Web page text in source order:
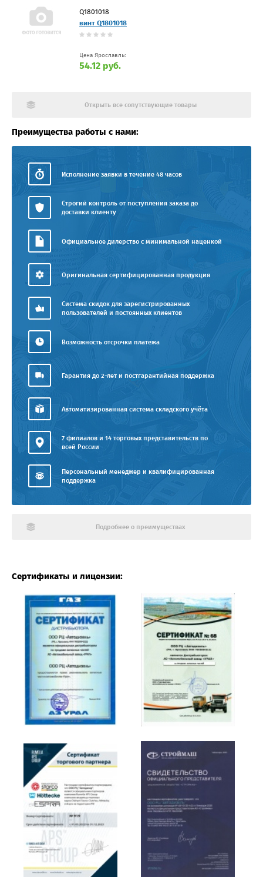
Q1801018
винт Q1801018
Цена Ярославль:
54.12 руб.
Открыть все сопутствующие товары
Преимущества работы с нами:
Исполнение заявки в течение 48 часов
Строгий контроль от поступления заказа до
доставки клиенту
Официальное дилерство с минимальной наценкой
Оригинальная сертифицированная продукция
Система скидок для зарегистрированных
пользователей и постоянных клиентов
Возможность отсрочки платежа
Гарантия до 2-лет и постгарантийная поддержка
Автоматизированная система складского учёта
7 филиалов и 14 торговых представительств по
всей России
Персональный менеджер и квалифицированная
поддержка
Подробнее о преимуществах
Сертификаты и лицензии: